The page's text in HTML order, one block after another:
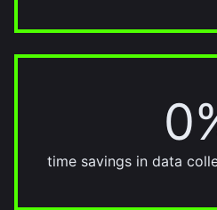
20%
time savings in data